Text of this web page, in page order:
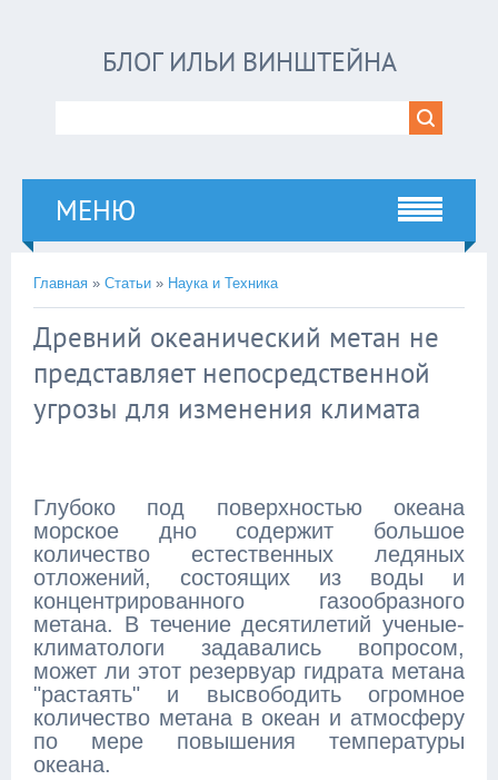
БЛОГ ИЛЬИ ВИНШТЕЙНА
МЕНЮ
Главная » Статьи » Наука и Техника
Древний океанический метан не
представляет непосредственной
угрозы для изменения климата
Глубоко под поверхностью океана
морское дно содержит большое
количество естественных ледяных
отложений, состоящих из воды и
концентрированного газообразного
метана. В течение десятилетий ученые-
климатологи задавались вопросом,
может ли этот резервуар гидрата метана
"растаять" и высвободить огромное
количество метана в океан и атмосферу
по мере повышения температуры
океана.